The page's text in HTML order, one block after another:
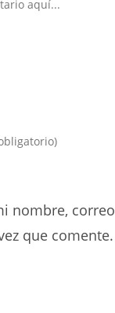
nombre,
que comente.